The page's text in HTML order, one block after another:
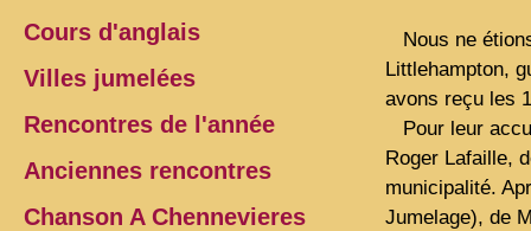
Cours d'anglais
Villes jumelées
Rencontres de l'année
Anciennes rencontres
Chanson A Chennevieres
Nous ne
Littlehampton,
avons reçu les
Pour leur
Roger Lafaille,
municipalité.
Jumelage), de